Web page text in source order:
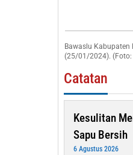
Bawaslu
(25/01/2024). (Foto:
Catatan
Kesulitan
Sapu Bersih
6 Agustus 2026